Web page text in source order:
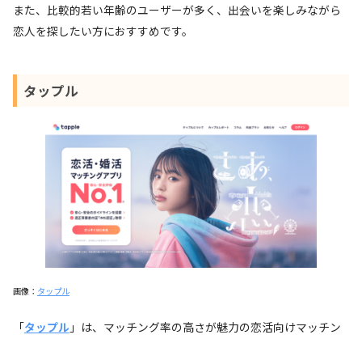
また、比較的若い年齢のユーザーが多く、出会いを楽しみながら
恋人を探したい方におすすめです。
タップル
画像： タップル
「タップル 」は、マッチング率の高さが魅力の恋活向けマッチン